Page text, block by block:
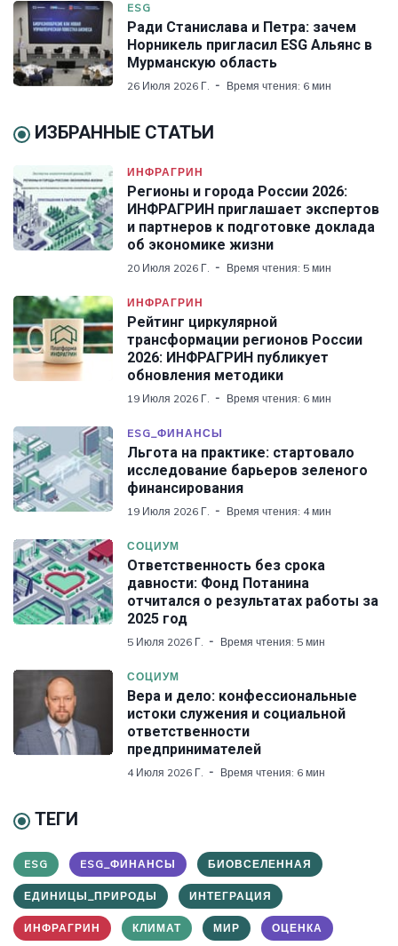
ESG
Ради Станислава и Петра: зачем
Норникель пригласил ESG Альянс в
Мурманскую область
26 Июля 2026 Г. Время чтения: 6 мин
ИЗБРАННЫЕ СТАТЬИ
ИНФРАГРИН
Регионы и города России 2026:
ИНФРАГРИН приглашает экспертов
и партнеров к подготовке доклада
об экономике жизни
20 Июля 2026 Г. Время чтения: 5 мин
ИНФРАГРИН
Рейтинг циркулярной
трансформации регионов России
2026: ИНФРАГРИН публикует
обновления методики
19 Июля 2026 Г. Время чтения: 6 мин
ESG_ФИНАНСЫ
Льгота на практике: стартовало
исследование барьеров зеленого
финансирования
19 Июля 2026 Г. Время чтения: 4 мин
СОЦИУМ
Ответственность без срока
давности: Фонд Потанина
отчитался о результатах работы за
2025 год
5 Июля 2026 Г. Время чтения: 5 мин
СОЦИУМ
Вера и дело: конфессиональные
истоки служения и социальной
ответственности
предпринимателей
4 Июля 2026 Г. Время чтения: 6 мин
ТЕГИ
ESG ESG_ФИНАНСЫ БИОВСЕЛЕННАЯ
ЕДИНИЦЫ_ПРИРОДЫ ИНТЕГРАЦИЯ
ИНФРАГРИН КЛИМАТ МИР ОЦЕНКА